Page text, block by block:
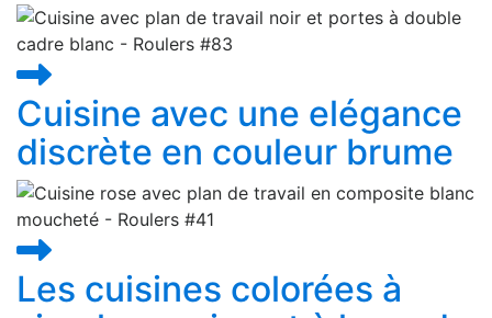
Cuisine avec une elégance
discrète en couleur brume
Les cuisines colorées à